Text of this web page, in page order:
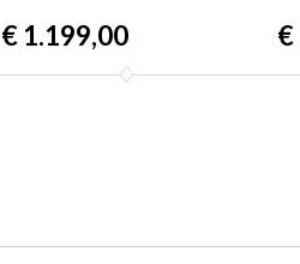
€ 1.199,00 €